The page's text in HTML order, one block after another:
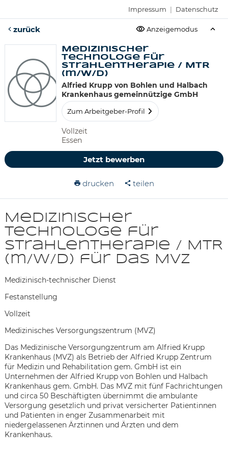
Impressum | Datenschutz
zurück Anzeigemodus
Medizinischer
Technologe für
Strahlentherapie / MTR
(m/w/d)
Alfried Krupp von Bohlen und Halbach
Krankenhaus gemeinnützige GmbH
Zum Arbeitgeber-Profil
Vollzeit
Essen
Jetzt bewerben
drucken teilen
Medizinischer
Technologe für
Strahlentherapie / MTR
(m/w/d) für das MVZ
Medizinisch-technischer Dienst
Festanstellung
Vollzeit
Medizinisches Versorgungszentrum (MVZ)
Das Medizinische Versorgungzentrum am Alfried Krupp
Krankenhaus (MVZ) als Betrieb der Alfried Krupp Zentrum
für Medizin und Rehabilitation gem. GmbH ist ein
Unternehmen der Alfried Krupp von Bohlen und Halbach
Krankenhaus gem. GmbH. Das MVZ mit fünf Fachrichtungen
und circa 50 Beschäftigten übernimmt die ambulante
Versorgung gesetzlich und privat versicherter Patientinnen
und Patienten in enger Zusammenarbeit mit
niedergelassenen Ärztinnen und Ärzten und dem
Krankenhaus.
Karte anzeigen